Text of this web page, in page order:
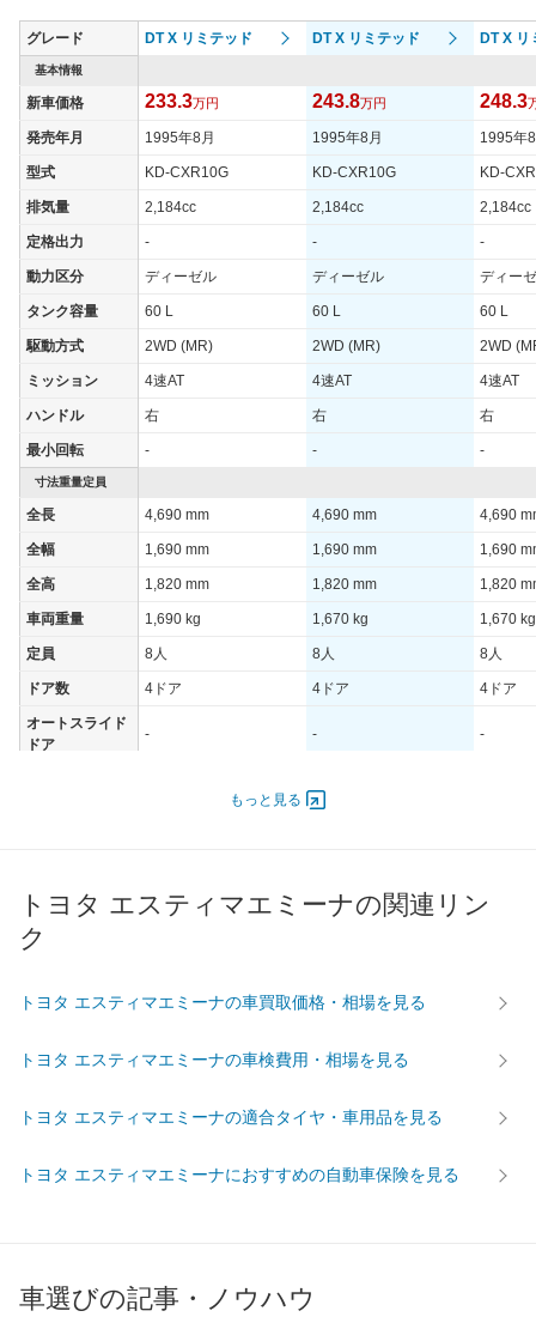
グレード DT X リミテッド DT X リミテッド DT X リ
基本情報
新車価格 233.3万円 243.8万円 248.3
発売年月 1995年8月 1995年8月 1995年
型式 KD-CXR10G KD-CXR10G KD-
排気量 2,184cc 2,184cc 2,184cc
定格出力 - - -
動力区分 ディーゼル ディーゼル ディー
タンク容量 60 L 60 L 60 L
駆動方式 2WD (MR) 2WD (MR) 2WD
ミッション 4速AT 4速AT 4速AT
ハンドル 右 右 右
最小回転 - - -
寸法重量定員
全長 4,690 mm 4,690 mm 4,690
全幅 1,690 mm 1,690 mm 1,690
全高 1,820 mm 1,820 mm 1,820
車両重量 1,690 kg 1,670 kg 1,670 kg
定員 8人 8人 8人
ドア数 4ドア 4ドア 4ドア
オートスライド
ドア
- - -
77.00 [105]/ 4,200 77.00 [105]/ 4,200
タイヤ
前輪サイズ
燃費
WLTC/郊外 - -
JC08 - -
装備オプション 装備詳細を見る
もっと見る
トヨタ エスティマエミーナの関連リン
ク
トヨタ エスティマエミーナの車買取価格・相場を見る
トヨタ エスティマエミーナの車検費用・相場を見る
トヨタ エスティマエミーナの適合タイヤ・車用品を見る
トヨタ エスティマエミーナにおすすめの自動車保険を見る
車選びの記事・ノウハウ